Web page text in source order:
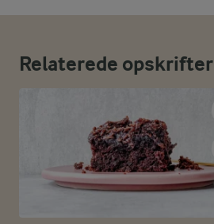
Relaterede opskrifter